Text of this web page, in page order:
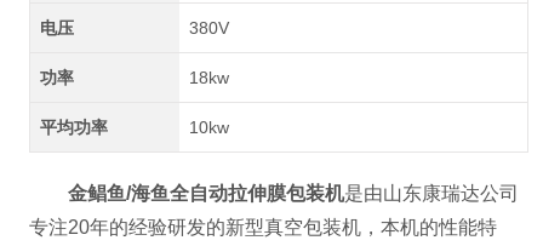
电压 380V
功率 18kw
平均功率 10kw
金鲳鱼/海鱼全自动拉伸膜包装机是由山东康瑞达公司
专注20年的经验研发的新型真空包装机，本机的性能特